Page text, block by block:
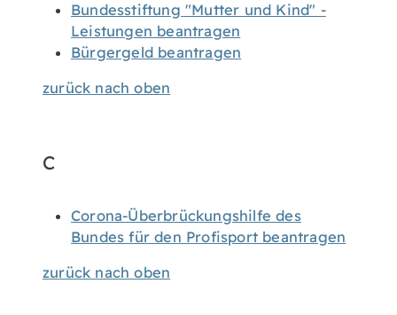
Bundesstiftung "Mutter und Kind" -
Leistungen beantragen
Bürgergeld beantragen
zurück nach oben
C
Corona-Überbrückungshilfe des
Bundes für den Profisport beantragen
zurück nach oben